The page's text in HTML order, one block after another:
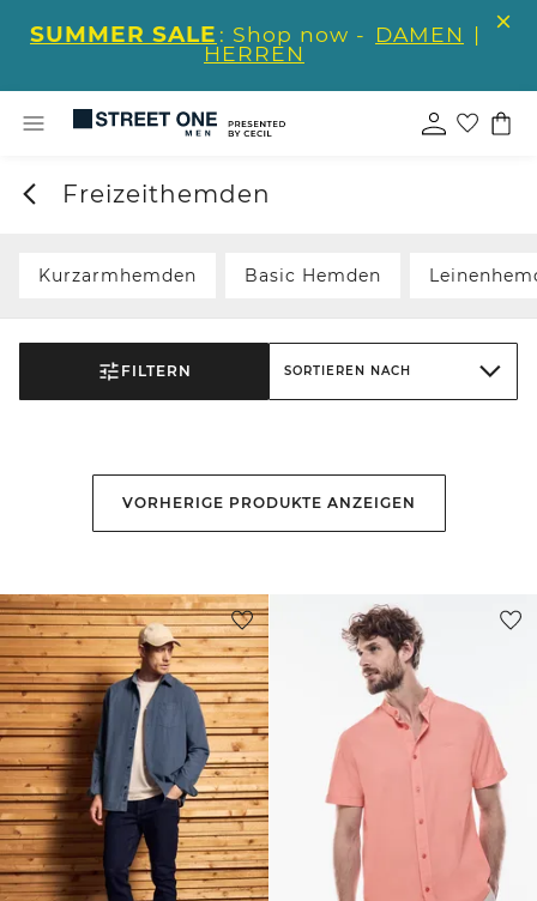
SUMMER SALE : Shop now - DAMEN |
HERREN
Freizeithemden
Kurzarmhemden Basic Hemden
FILTERN SORTIEREN NACH
VORHERIGE PRODUKTE ANZEIGEN